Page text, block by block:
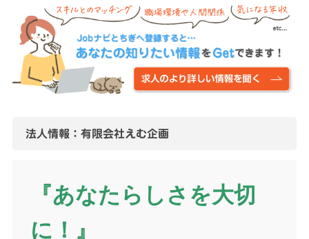
法人情報：有限会社えむ企画
『あなたらしさを大切
に！』